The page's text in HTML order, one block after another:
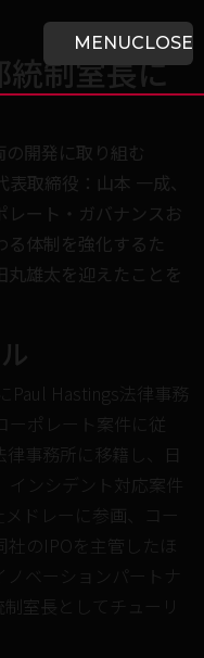
MENUCLOSE
統制室長に
開発に取り組む
取締役：山本 一成、
ート・ガバナンスお
る体制を強化するた
雄太を迎えたことを
Paul Hastings法律事務
ーポレート案件に従
律事務所に移籍し、日
インシデント対応案件
ドレーに参画、コー
のIPOを主管したほ
ベーションパートナ
室長としてチューリ